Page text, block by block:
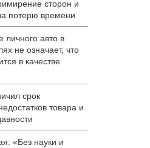
сторон и
потерю времени
личного авто в
не означает, что
в качестве
срок
товара и
«Без науки и